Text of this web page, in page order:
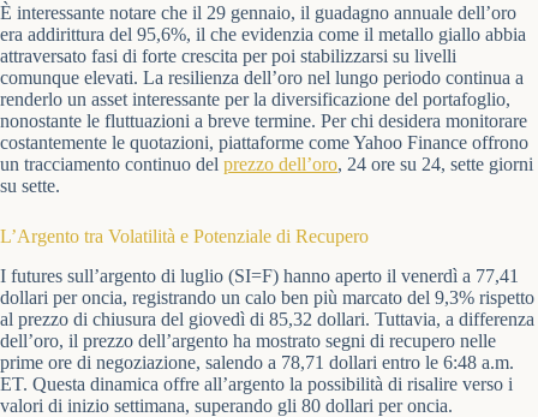
È interessante notare che il 29 gennaio, il guadagno annuale dell’oro
era addirittura del 95,6%, il che evidenzia come il metallo giallo abbia
attraversato fasi di forte crescita per poi stabilizzarsi su livelli
comunque elevati. La resilienza dell’oro nel lungo periodo continua a
renderlo un asset interessante per la diversificazione del portafoglio,
nonostante le fluttuazioni a breve termine. Per chi desidera monitorare
costantemente le quotazioni, piattaforme come Yahoo Finance offrono
un tracciamento continuo del prezzo dell’oro, 24 ore su 24, sette giorni
su sette.
L’Argento tra Volatilità e Potenziale di Recupero
I futures sull’argento di luglio (SI=F) hanno aperto il venerdì a 77,41
dollari per oncia, registrando un calo ben più marcato del 9,3% rispetto
al prezzo di chiusura del giovedì di 85,32 dollari. Tuttavia, a differenza
dell’oro, il prezzo dell’argento ha mostrato segni di recupero nelle
prime ore di negoziazione, salendo a 78,71 dollari entro le 6:48 a.m.
ET. Questa dinamica offre all’argento la possibilità di risalire verso i
valori di inizio settimana, superando gli 80 dollari per oncia.